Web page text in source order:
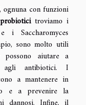
con funzioni
troviamo i
i Saccharomyces
sono molto utili
aiutare a
agli antibiotici. I
a mantenere in
e a prevenire la